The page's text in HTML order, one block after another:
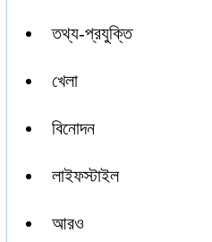
তথ্য-প্রযুক্তি
খেলা
বিনোদন
লাইফস্টাইল
আরও